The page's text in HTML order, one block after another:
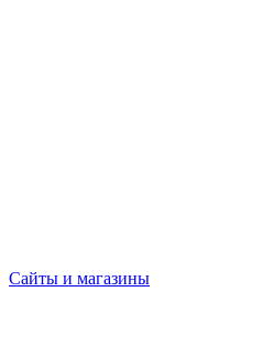
Сайты и магазины